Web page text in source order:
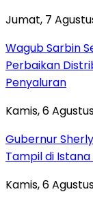
Jumat, 7
Wagub Sarbin
Perbaikan
Penyaluran
Kamis, 6
Gubernur
Tampil di Istana
Kamis, 6